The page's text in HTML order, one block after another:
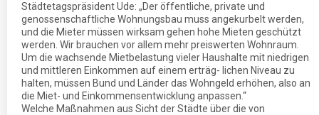
Städtetagspräsident Ude: „Der öffentliche, private und
genossenschaftliche Wohnungsbau muss angekurbelt werden,
und die Mieter müssen wirksam gehen hohe Mieten geschützt
werden. Wir brauchen vor allem mehr preiswerten Wohnraum.
Um die wachsende Mietbelastung vieler Haushalte mit niedrigen
und mittleren Einkommen auf einem erträg- lichen Niveau zu
halten, müssen Bund und Länder das Wohngeld erhöhen, also an
die Miet- und Einkommensentwicklung anpassen.“
Welche Maßnahmen aus Sicht der Städte über die von